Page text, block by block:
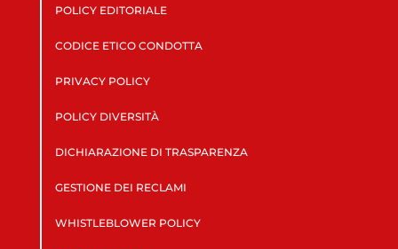
POLICY EDITORIALE
CODICE ETICO CONDOTTA
PRIVACY POLICY
POLICY DIVERSITÀ
DICHIARAZIONE DI TRASPARENZA
GESTIONE DEI RECLAMI
WHISTLEBLOWER POLICY